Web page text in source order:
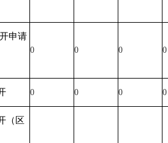
申请
0 0 0 0
0 0 0 0
（区